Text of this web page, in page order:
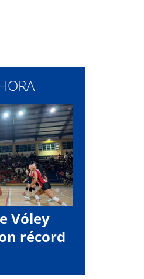
Vóley
récord